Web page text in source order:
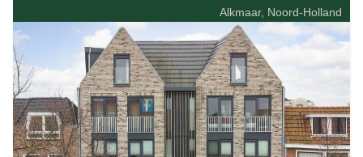
Alkmaar, Noord-Holland